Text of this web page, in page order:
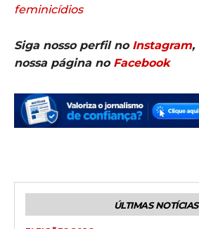
feminicídios
Siga nosso perfil no Instagram,
nossa página no Facebook
ÚLTIMAS NOTÍCIAS